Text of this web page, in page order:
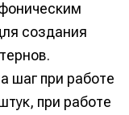
создания
шаг при работе
при работе